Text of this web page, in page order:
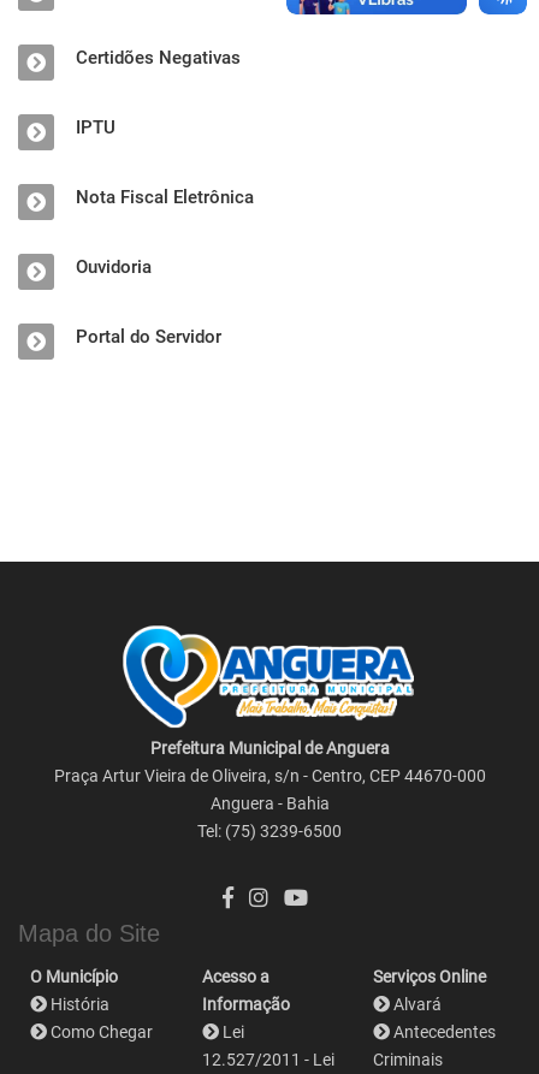
Certidões Negativas
IPTU
Nota Fiscal Eletrônica
Ouvidoria
Portal do Servidor
Prefeitura Municipal de Anguera
Praça Artur Vieira de Oliveira, s/n - Centro, CEP 44670-000
Anguera - Bahia
Tel: (75) 3239-6500
Mapa do Site
O Município
História
Como Chegar
Acesso a
Informação
Lei
12.527/2011 - Lei
Serviços Online
Alvará
Antecedentes
Criminais